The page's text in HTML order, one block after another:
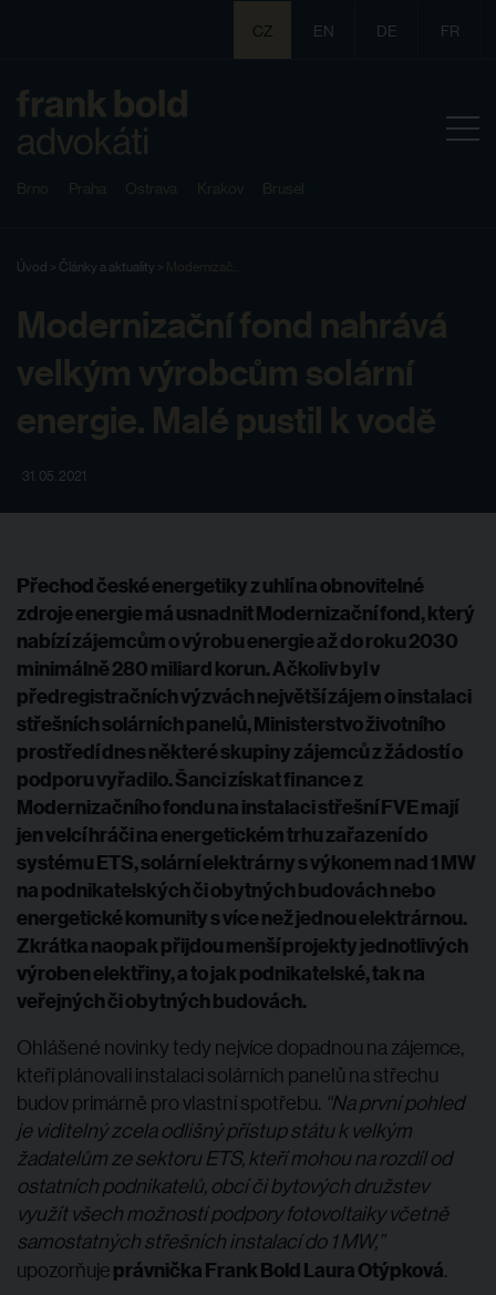
CZ EN DE FR
Brno Praha Ostrava Krakov Brusel
Úvod > Články a aktuality > Modernizač...
Modernizační fond nahrává
velkým výrobcům solární
energie. Malé pustil k vodě
31. 05. 2021
Přechod české energetiky z uhlí na obnovitelné
zdroje energie má usnadnit Modernizační fond, který
nabízí zájemcům o výrobu energie až do roku 2030
minimálně 280 miliard korun. Ačkoliv byl v
předregistračních výzvách největší zájem o instalaci
střešních solárních panelů, Ministerstvo životního
prostředí dnes některé skupiny zájemců z žádostí o
podporu vyřadilo. Šanci získat finance z
Modernizačního fondu na instalaci střešní FVE mají
jen velcí hráči na energetickém trhu zařazení do
systému ETS, solární elektrárny s výkonem nad 1 MW
na podnikatelských či obytných budovách nebo
energetické komunity s více než jednou elektrárnou.
Zkrátka naopak přijdou menší projekty jednotlivých
výroben elektřiny, a to jak podnikatelské, tak na
veřejných či obytných budovách.
Ohlášené novinky tedy nejvíce dopadnou na zájemce,
kteří plánovali instalaci solárních panelů na střechu
budov primárně pro vlastní spotřebu. “Na první pohled
je viditelný zcela odlišný přístup státu k velkým
žadatelům ze sektoru ETS, kteří mohou na rozdíl od
ostatních podnikatelů, obcí či bytových družstev
využít všech možností podpory fotovoltaiky včetně
samostatných střešních instalací do 1 MW,”
upozorňujeprávnička Frank Bold Laura Otýpková.